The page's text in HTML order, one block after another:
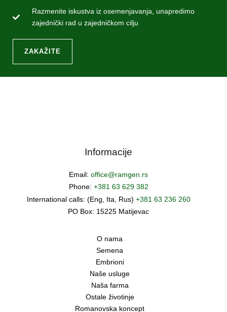
Razmenite iskustva iz osemenjavanja, unapredimo
zajednički rad u zajedničkom cilju
ZAKAŽITE
Informacije
Email: office@ramgen.rs
Phone: +381 63 629 382
International calls: (Eng, Ita, Rus) +381 63 236 260
PO Box: 15225 Matijevac
O nama
Semena
Embrioni
Naše usluge
Naša farma
Ostale životinje
Romanovska koncept